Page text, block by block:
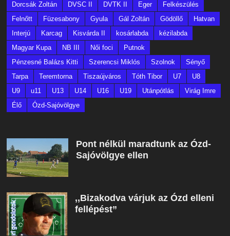
Dorcsák Zoltán
DVSC II DVTK II Eger
Felkészülés
Felnőtt
Füzesabony Gyula Gál Zoltán Gödöllő
Hatvan
Interjú
Karcag Kisvárda II kosárlabda
kézilabda
Magyar Kupa
NB III Női foci
Putnok
Pénzesné Balázs Kitti
Szerencsi Miklós Szolnok
Sényő
Tarpa
Teremtorna Tiszaújváros Tóth Tibor U7
U8
U9
u11 U13 U14 U16 U19 Utánpótlás
Virág Imre
Élő
Ózd-Sajóvölgye
Pont nélkül maradtunk az Ózd-
Sajóvölgye ellen
,,Bizakodva várjuk az Ózd elleni
fellépést”